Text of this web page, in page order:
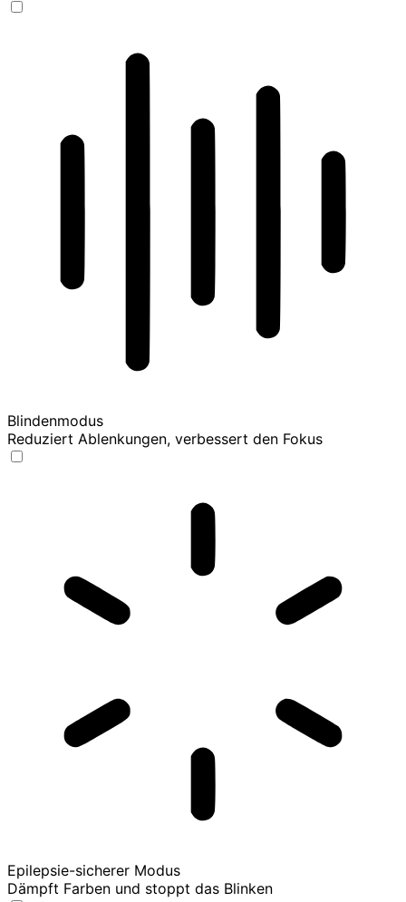
Blindenmodus
Reduziert Ablenkungen, verbessert den Fokus
Epilepsie-sicherer Modus
Dämpft Farben und stoppt das Blinken